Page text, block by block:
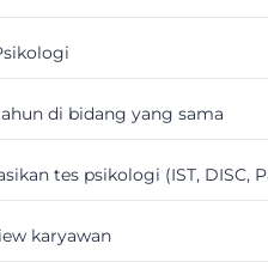
di bidang yang sama
tes psikologi (IST, DISC,
karyawan